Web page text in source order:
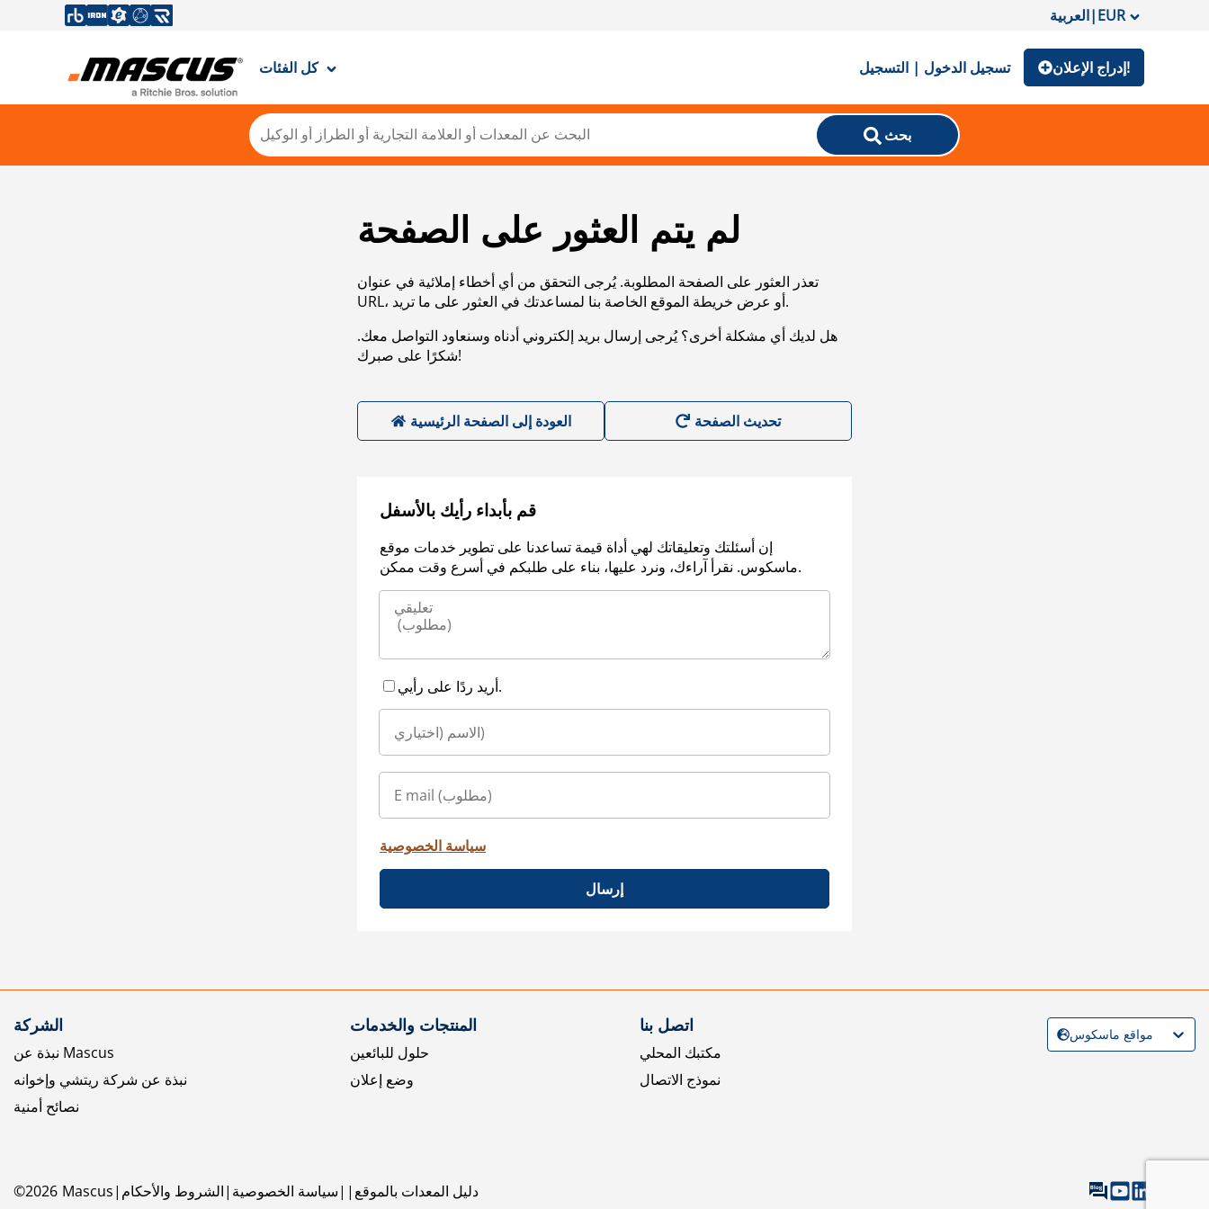
العربية|EUR
كل الفئات تسجيل الدخول | التسجيل إدراج الإعلان!
بحث
لم يتم العثور على الصفحة
تعذر العثور على الصفحة المطلوبة. يُرجى التحقق من أي أخطاء إملائية في عنوان
URL، أو عرض خريطة الموقع الخاصة بنا لمساعدتك في العثور على ما تريد.
هل لديك أي مشكلة أخرى؟ يُرجى إرسال بريد إلكتروني أدناه وسنعاود التواصل معك.
شكرًا على صبرك!
العودة إلى الصفحة الرئيسية
قم بأبداء رأيك بالأسفل
إن أسئلتك وتعليقاتك لهي أداة قيمة تساعدنا على تطوير خدمات موقع
ماسكوس. نقرأ آراءك، ونرد عليها، بناء على طلبكم في أسرع وقت ممكن.
أريد ردًا على رأيي.
سياسة الخصوصية
إرسال
الشركة
نبذة عن Mascus
نبذة عن شركة ريتشي وإخوانه
نصائح أمنية
المنتجات والخدمات
حلول للبائعين
وضع إعلان
اتصل بنا
مكتبك المحلي
نموذج الاتصال
©2026 Mascus الشروط والأحكام سياسة الخصوصية دليل المعدات بالموقع
مواقع ماسكوس